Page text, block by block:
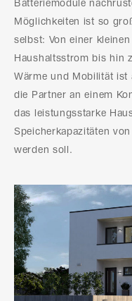
Batteriemodule
Möglichkeiten ist so
selbst: Von einer
Haushaltsstrom bis hin
Wärme und Mobilität ist
die Partner an einem
das leistungsstarke
Speicherkapazitäten
werden soll.